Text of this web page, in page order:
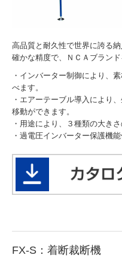
高品質と耐久性で世界に誇る納
確かな精度で、ＮＣＡブラン
・インバーター制御により、
べます。
・エアーテーブル導入により
移動ができます。
・用途により、３種類の大き
・過電圧インバーター保護機能
FX-S：着断裁断機